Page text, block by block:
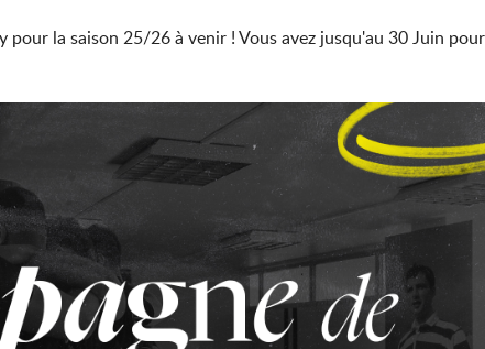
la saison 25/26 à venir ! Vous avez jusqu'au 30 Juin